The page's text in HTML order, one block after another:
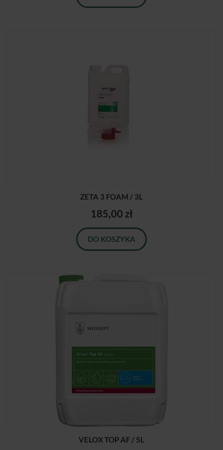
ZETA 3 FOAM / 3L
185,00 zł
DO KOSZYKA
VELOX TOP AF / 5L